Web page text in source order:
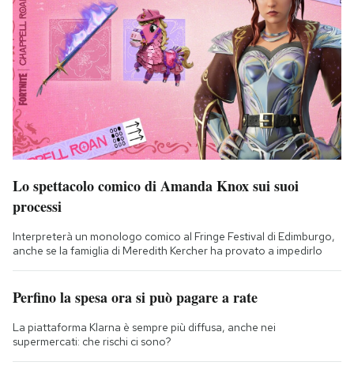
Lo spettacolo comico di Amanda Knox sui suoi
processi
Interpreterà un monologo comico al Fringe Festival di Edimburgo,
anche se la famiglia di Meredith Kercher ha provato a impedirlo
Perfino la spesa ora si può pagare a rate
La piattaforma Klarna è sempre più diffusa, anche nei
supermercati: che rischi ci sono?